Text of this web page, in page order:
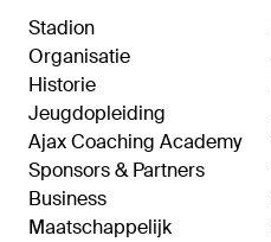
Stadion
Organisatie
Historie
Jeugdopleiding
Ajax Coaching Academy
Sponsors & Partners
Business
Maatschappelijk